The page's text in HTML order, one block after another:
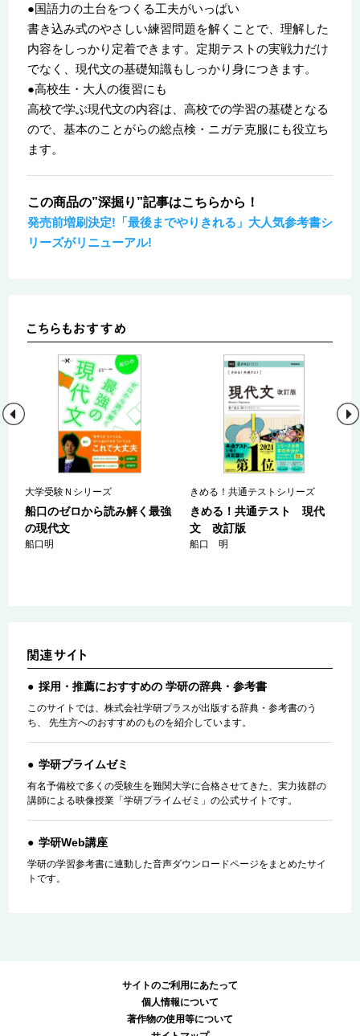
●国語力の土台をつくる工夫がいっぱい
書き込み式のやさしい練習問題を解くことで、理解した
内容をしっかり定着できます。定期テストの実戦力だけ
でなく、現代文の基礎知識もしっかり身につきます。
●高校生・大人の復習にも
高校で学ぶ現代文の内容は、高校での学習の基礎となる
ので、基本のことがらの総点検・ニガテ克服にも役立ち
ます。
この商品の”深掘り”記事はこちらから！
発売前増刷決定!「最後までやりきれる」大人気参考書シ
リーズがリニューアル!
大学受験Ｎシリーズ
船口のゼロから読み解く最強
の現代文
船口明
きめる！共通テストシリーズ
きめる！共通テスト 現代
文 改訂版
船口 明
採用・推薦におすすめの 学研の辞典・参考書
このサイトでは、株式会社学研プラスが出版する辞典・参考書のう
ち、 先生方へのおすすめのものを紹介しています。
学研プライムゼミ
有名予備校で多くの受験生を難関大学に合格させてきた、実力抜群の
講師による映像授業「学研プライムゼミ」の公式サイトです。
学研Web講座
学研の学習参考書に連動した音声ダウンロードページをまとめたサイ
トです。
サイトのご利用にあたって
個人情報について
著作物の使用等について